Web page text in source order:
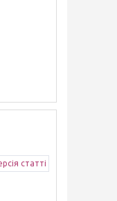
статті